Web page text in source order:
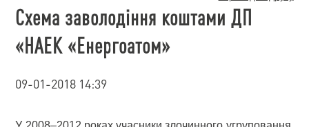
Схема заволодіння коштами ДП
«НАЕК «Енергоатом»
09-01-2018 14:39